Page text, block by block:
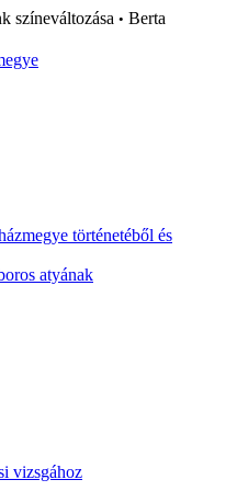
színeváltozása • Berta
történetéből és
atyának
vizsgához